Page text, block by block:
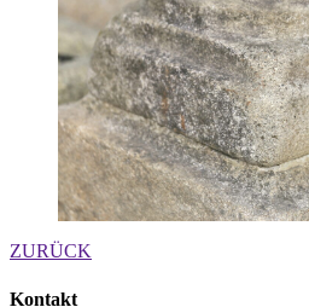
ZURÜCK
Kontakt